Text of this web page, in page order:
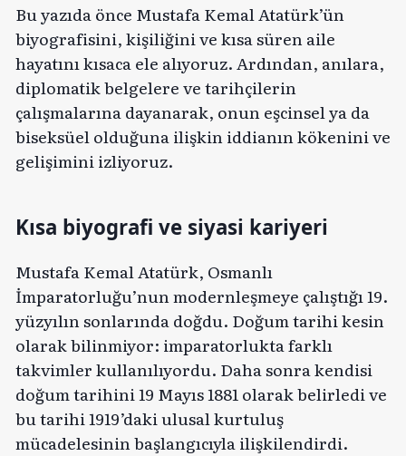
Bu yazıda önce Mustafa Kemal Atatürk’ün
biyografisini, kişiliğini ve kısa süren aile
hayatını kısaca ele alıyoruz. Ardından, anılara,
diplomatik belgelere ve tarihçilerin
çalışmalarına dayanarak, onun eşcinsel ya da
biseksüel olduğuna ilişkin iddianın kökenini ve
gelişimini izliyoruz.
Kısa biyografi ve siyasi kariyeri
Mustafa Kemal Atatürk, Osmanlı
İmparatorluğu’nun modernleşmeye çalıştığı 19.
yüzyılın sonlarında doğdu. Doğum tarihi kesin
olarak bilinmiyor: imparatorlukta farklı
takvimler kullanılıyordu. Daha sonra kendisi
doğum tarihini 19 Mayıs 1881 olarak belirledi ve
bu tarihi 1919’daki ulusal kurtuluş
mücadelesinin başlangıcıyla ilişkilendirdi.